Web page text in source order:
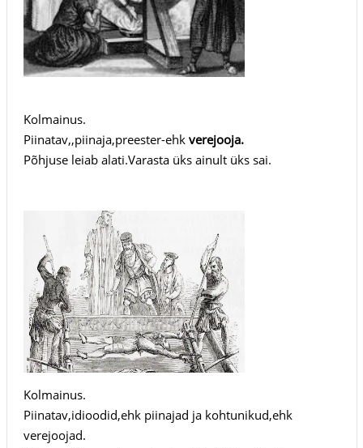
Kolmainus.
Piinatav,,piinaja,preester-ehk verejooja.
Põhjuse leiab alati.Varasta üks ainult üks sai.
Kolmainus.
Piinatav,idioodid,ehk piinajad ja kohtunikud,ehk
verejoojad.